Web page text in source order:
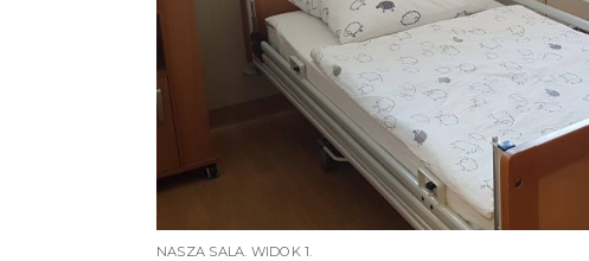
NASZA SALA. WIDOK 1.